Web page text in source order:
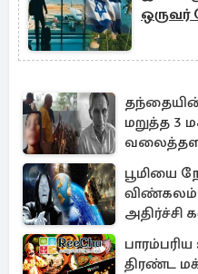
தந்தையின்
மறுத்த 3
வலைத்தள
பூமியை
விண்கலம்
திரண்ட